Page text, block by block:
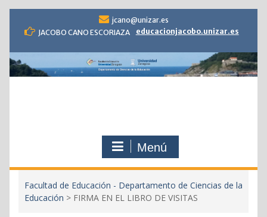
t
a
r
i
jcano@unizar.es
JACOBO CANO ESCORIAZA
educacionjacobo.unizar.es
Menú
Facultad de Educación - Departamento de Ciencias de la
Educación > FIRMA EN EL LIBRO DE VISITAS